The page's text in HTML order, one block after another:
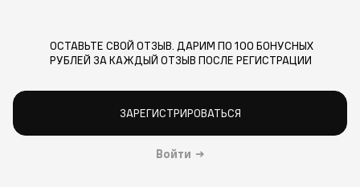
ОСТАВЬТЕ СВОЙ ОТЗЫВ. ДАРИМ ПО 100 БОНУСНЫХ
РУБЛЕЙ ЗА КАЖДЫЙ ОТЗЫВ ПОСЛЕ РЕГИСТРАЦИИ
ЗАРЕГИСТРИРОВАТЬСЯ
Войти →